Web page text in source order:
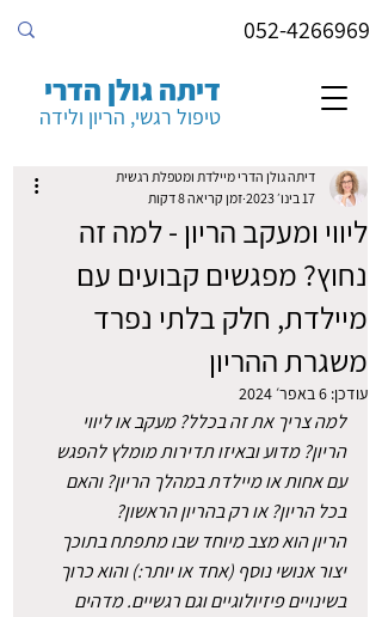
דיתה גולן הדרי
טיפול רגשי, הריון ולידה
052-4266969
ליווי ומעקב הריון - למה זה
נחוץ? מפגשים קבועים עם
מיילדת, חלק בלתי נפרד
משגרת ההריון
דיתה גולן הדרי מיילדת ומטפלת רגשית
17 בינו׳ 2023
זמן קריאה 8 דקות
עודכן: 6 באפר׳ 2024
למה צריך את זה בכלל? מעקב או ליווי
הריון? מדוע ובאיזו תדירות מומלץ להפגש
עם אחות או מיילדת במהלך הריון? והאם
בכל הריון? או רק בהריון הראשון?
הריון הוא מצב מיוחד שבו מתפתח בתוכך
יצור אנושי נוסף (אחד או יותר:) והוא כרוך
בשינויים פיזיולוגיים וגם רגשיים. מדהים